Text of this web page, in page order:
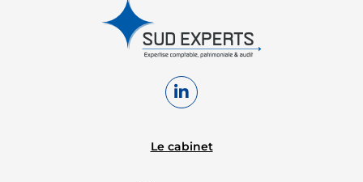
MARSEILLE
305 A, avenue
contact@sudexperts.com
Le cabinet